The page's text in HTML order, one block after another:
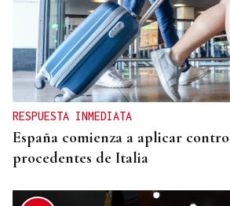
CANEDO
Un herido en la colisión entre
entrada a las termas de Outariz
RESPUESTA INMEDIATA
España comienza a aplicar
procedentes de Italia